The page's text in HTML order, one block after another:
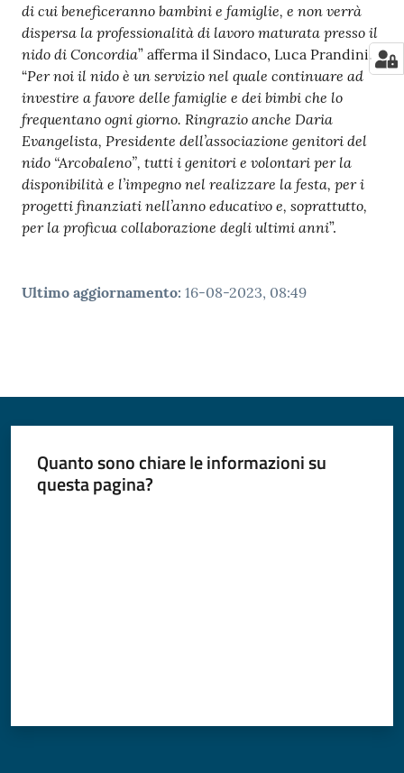
di cui beneficeranno bambini e famiglie, e non verrà
dispersa la professionalità di lavoro maturata presso il
nido di Concordia” afferma il Sindaco, Luca Prandini.
“Per noi il nido è un servizio nel quale continuare ad
investire a favore delle famiglie e dei bimbi che lo
frequentano ogni giorno. Ringrazio anche Daria
Evangelista, Presidente dell’associazione genitori del
nido “Arcobaleno”, tutti i genitori e volontari per la
disponibilità e l’impegno nel realizzare la festa, per i
progetti finanziati nell’anno educativo e, soprattutto,
per la proficua collaborazione degli ultimi anni”.
Ultimo aggiornamento: 16-08-2023, 08:49
Quanto sono chiare le informazioni su
questa pagina?